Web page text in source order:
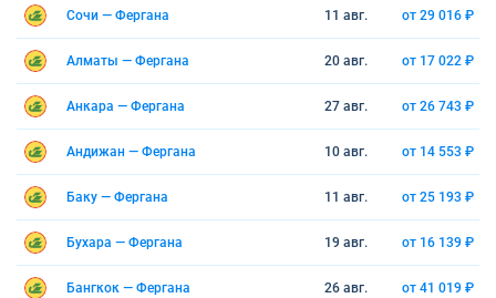
Сочи — Фергана 11 авг. от 29 016 ₽
Алматы — Фергана 20 авг. от 17 022 ₽
Анкара — Фергана 27 авг. от 26 743 ₽
Андижан — Фергана 10 авг. от 14 553 ₽
Баку — Фергана 11 авг. от 25 193 ₽
Бухара — Фергана 19 авг. от 16 139 ₽
Бангкок — Фергана 26 авг. от 41 019 ₽